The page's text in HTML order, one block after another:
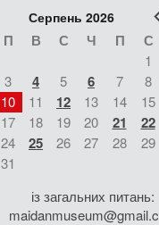
Серпень 2026
П В С Ч П С
1
3 4 5 6 7 8
10
11 12 13 14 15
17
18 19 20 21 22
24
25 26 27 28 29
31
із загальних питань: